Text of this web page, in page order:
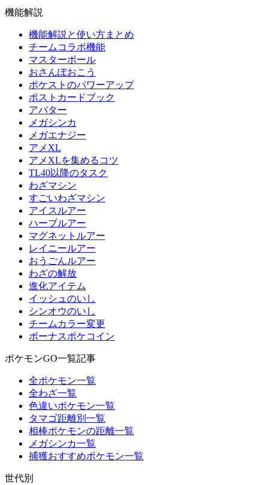
機能解説
機能解説と使い方まとめ
チームコラボ機能
マスターボール
おさんぽおこう
ポケストのパワーアップ
ポストカードブック
アバター
メガシンカ
メガエナジー
アメXL
アメXLを集めるコツ
TL40以降のタスク
わざマシン
すごいわざマシン
アイスルアー
ハーブルアー
マグネットルアー
レイニールアー
おうごんルアー
わざの解放
進化アイテム
イッシュのいし
シンオウのいし
チームカラー変更
ボーナスポケコイン
ポケモンGO一覧記事
全ポケモン一覧
全わざ一覧
色違いポケモン一覧
タマゴ距離別一覧
相棒ポケモンの距離一覧
メガシンカ一覧
捕獲おすすめポケモン一覧
世代別